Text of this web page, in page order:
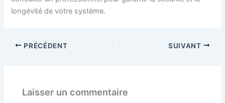
longévité de votre système.
PRÉCÉDENT SUIVANT
Laisser un commentaire